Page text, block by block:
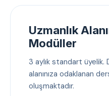
Uzmanlık
Modüller
3 aylık standart üyelik.
alanınıza odaklanan
oluşmaktadır.